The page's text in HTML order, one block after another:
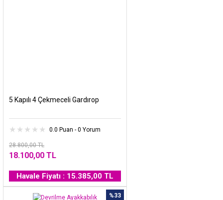
5 Kapılı 4 Çekmeceli Gardırop
0.0 Puan - 0 Yorum
28.800,00 TL
18.100,00 TL
Havale Fiyatı : 15.385,00 TL
%33